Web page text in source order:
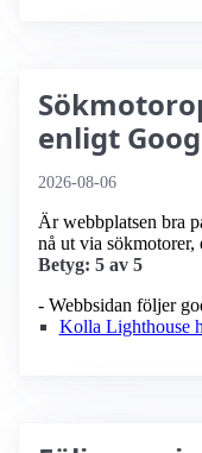
enligt
2026-08-06
Är webbplatsen bra
nå ut via
Betyg: 5 av 5
- Webbsidan följer
Kolla Lighthouse